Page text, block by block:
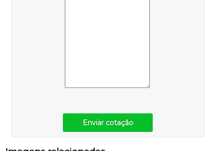
Enviar cotação